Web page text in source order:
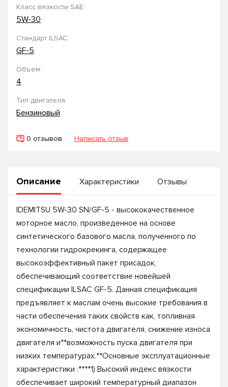
Класс вязкости SAE:
5W-30
Стандарт ILSAC:
GF-5
Объем:
4
Тип двигателя:
Бензиновый
0 отзывов Написать отзыв
Описание Характеристики Отзывы
IDEMITSU 5W-30 SN/GF-5 - высококачественное
моторное масло, произведенное на основе
синтетического базового масла, полученного по
технологии гидрокрекинга, содержащее
высокоэффективный пакет присадок,
обеспечивающий соответствие новейшей
спецификации ILSAC GF-5. Данная спецификация
предъявляет к маслам очень высокие требования в
части обеспечения таких свойств как, топливная
экономичность, чистота двигателя, снижение износа
двигателя и**возможность пуска двигателя при
низких температурах.**Основные эксплуатационные
характеристики :****1) Высокий индекс вязкости
обеспечивает широкий температурный диапазон